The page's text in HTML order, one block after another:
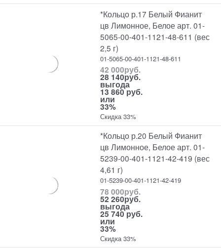
*Кольцо р.17 Белый Фианит
цв Лимонное, Белое арт. 01-
5065-00-401-1121-48-611 (вес
2,5 г)
01-5065-00-401-1121-48-611
42 000руб.
28 140руб.
выгода
13 860 руб.
или
33%
Скидка 33%
*Кольцо р.20 Белый Фианит
цв Лимонное, Белое арт. 01-
5239-00-401-1121-42-419 (вес
4,61 г)
01-5239-00-401-1121-42-419
78 000руб.
52 260руб.
выгода
25 740 руб.
или
33%
Скидка 33%